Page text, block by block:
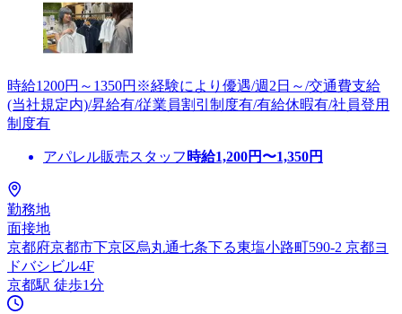
時給1200円～1350円※経験により優遇/週2日～/交通費支給
(当社規定内)/昇給有/従業員割引制度有/有給休暇有/社員登用
制度有
アパレル販売スタッフ 時給1,200円〜1,350円
勤務地
面接地
京都府京都市下京区烏丸通七条下る東塩小路町590-2 京都ヨ
ドバシビル4F
京都駅 徒歩1分